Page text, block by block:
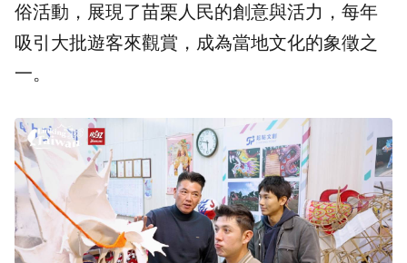
俗活動，展現了苗栗人民的創意與活力，每年
吸引大批遊客來觀賞，成為當地文化的象徵之
一。